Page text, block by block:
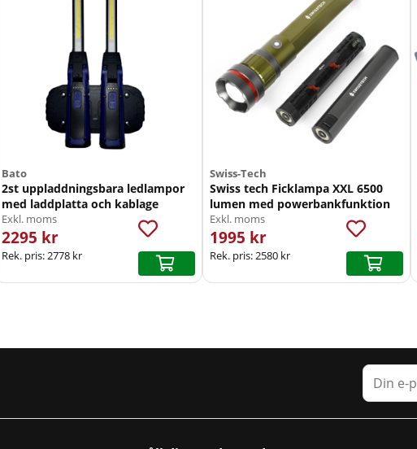
Bato
2st uppladdningsbara ledlampor
med laddplatta och kablage
Exkl. moms
2295 kr
Rek. pris:2778 kr
Swiss-Tech
Swiss tech Ficklampa XXL 6500
lumen med powerbankfunktion
Exkl. moms
1995 kr
Rek. pris:2580 kr